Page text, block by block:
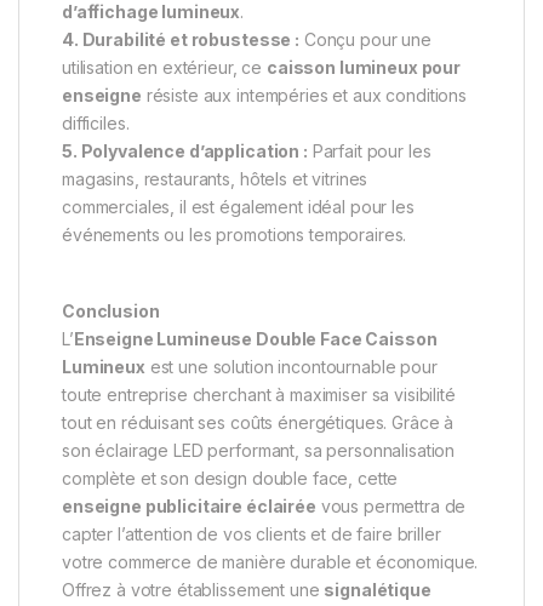
d’affichage lumineux.
4. Durabilité et robustesse : Conçu pour une
utilisation en extérieur, ce caisson lumineux pour
enseigne résiste aux intempéries et aux conditions
difficiles.
5. Polyvalence d’application : Parfait pour les
magasins, restaurants, hôtels et vitrines
commerciales, il est également idéal pour les
événements ou les promotions temporaires.
Conclusion
L’Enseigne Lumineuse Double Face Caisson
Lumineux est une solution incontournable pour
toute entreprise cherchant à maximiser sa visibilité
tout en réduisant ses coûts énergétiques. Grâce à
son éclairage LED performant, sa personnalisation
complète et son design double face, cette
enseigne publicitaire éclairée vous permettra de
capter l’attention de vos clients et de faire briller
votre commerce de manière durable et économique.
Offrez à votre établissement une signalétique